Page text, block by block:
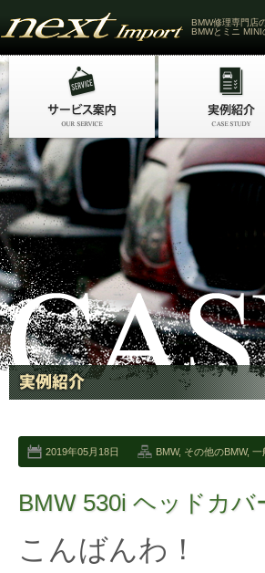
BMW修理専門店
BMWとミニ
2019年05月18日 BMW, その他のBMW, 一
BMW 530i ヘッドカ
こんばんわ！